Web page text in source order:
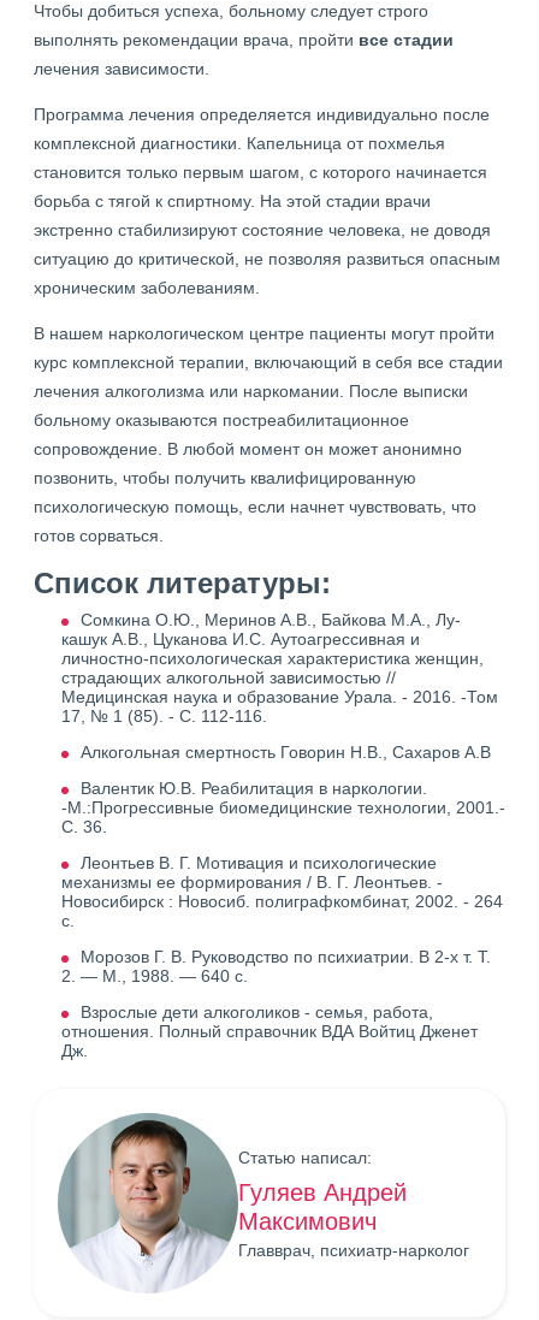
Чтобы добиться успеха, больному следует строго
выполнять рекомендации врача, пройти все стадии
лечения зависимости.
Программа лечения определяется индивидуально после
комплексной диагностики. Капельница от похмелья
становится только первым шагом, с которого начинается
борьба с тягой к спиртному. На этой стадии врачи
экстренно стабилизируют состояние человека, не доводя
ситуацию до критической, не позволяя развиться опасным
хроническим заболеваниям.
В нашем наркологическом центре пациенты могут пройти
курс комплексной терапии, включающий в себя все стадии
лечения алкоголизма или наркомании. После выписки
больному оказываются постреабилитационное
сопровождение. В любой момент он может анонимно
позвонить, чтобы получить квалифицированную
психологическую помощь, если начнет чувствовать, что
готов сорваться.
Список литературы:
Сомкина О.Ю., Меринов А.В., Байкова М.А., Лу-
кашук А.В., Цуканова И.С. Аутоагрессивная и
личностно-психологическая характеристика женщин,
страдающих алкогольной зависимостью //
Медицинская наука и образование Урала. - 2016. -Том
17, № 1 (85). - С. 112-116.
Алкогольная смертность Говорин Н.В., Сахаров А.В
Валентик Ю.В. Реабилитация в наркологии.
-М.:Прогрессивные биомедицинские технологии, 2001.-
С. 36.
Леонтьев В. Г. Мотивация и психологические
механизмы ее формирования / В. Г. Леонтьев. -
Новосибирск : Новосиб. полиграфкомбинат, 2002. - 264
с.
Морозов Г. В. Руководство по психиатрии. В 2-х т. Т.
2. — М., 1988. — 640 с.
Взрослые дети алкоголиков - семья, работа,
отношения. Полный справочник ВДА Войтиц Дженет
Дж.
Статью написал:
Гуляев Андрей
Максимович
Главврач, психиатр-нарколог